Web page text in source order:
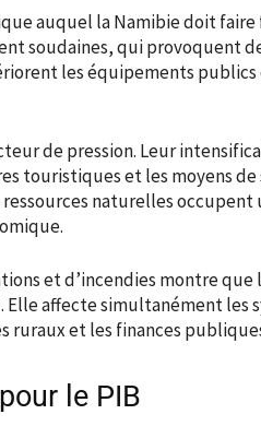
auquel la Namibie doit
soudaines, qui provoquent
les équipements
de pression. Leur
touristiques et les moyens
naturelles
et d’incendies montre
Elle affecte simultanément les
et les finances
le PIB